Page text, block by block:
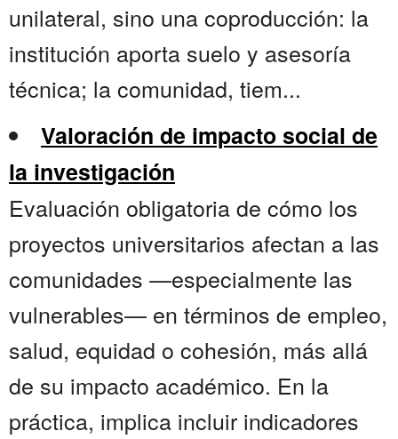
unilateral, sino una coproducción: la
institución aporta suelo y asesoría
técnica; la comunidad, tiem...
Valoración de impacto social de
la investigación
Evaluación obligatoria de cómo los
proyectos universitarios afectan a las
comunidades —especialmente las
vulnerables— en términos de empleo,
salud, equidad o cohesión, más allá
de su impacto académico. En la
práctica, implica incluir indicadores